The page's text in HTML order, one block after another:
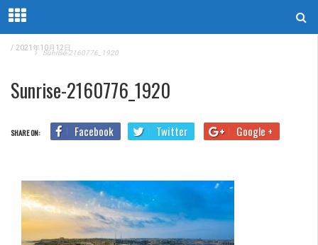
Home Sunrise-2160776_1920
/ 2021年10月12日
Sunrise-2160776_1920
SHARE ON: Facebook Twitter Google +